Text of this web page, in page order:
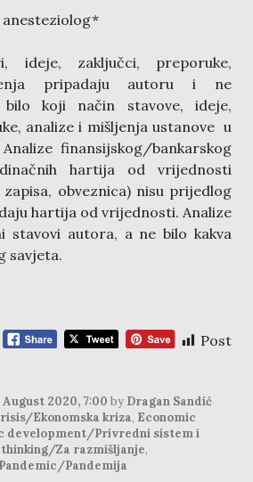
anesteziolog*
ideje, zaključci, preporuke,
pripadaju autoru i ne
koji način stavove, ideje,
analize i mišljenja ustanove u
finansijskog/bankarskog
hartija od vrijednosti
obveznica) nisu prijedlog
hartija od vrijednosti. Analize
autora, a ne bilo kakva
savjeta.
Post
August 2020, 7:00 by Dragan Sandić
Ekonomska kriza, Economic
development/Privredni sistem i
Za razmišljanje,
Pandemic/Pandemija